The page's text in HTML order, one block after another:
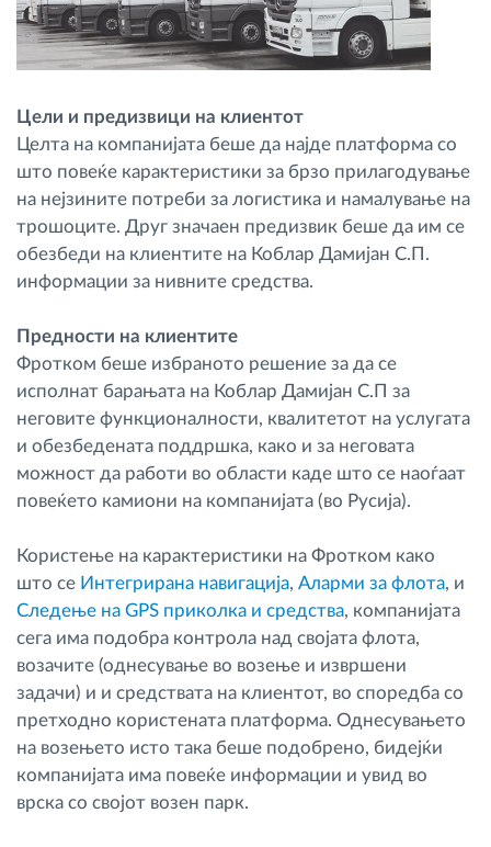
Цели и предизвици на клиентот
Целта на компанијата беше да најде платформа со
што повеќе карактеристики за брзо прилагодување
на нејзините потреби за логистика и намалување на
трошоците. Друг значаен предизвик беше да им се
обезбеди на клиентите на Коблар Дамијан С.П.
информации за нивните средства.
Предности на клиентите
Фротком беше избраното решение за да се
исполнат барањата на Коблар Дамијан С.П за
неговите функционалности, квалитетот на услугата
и обезбедената поддршка, како и за неговата
можност да работи во области каде што се наоѓаат
повеќето камиони на компанијата (во Русија).
Користење на карактеристики на Фротком како
што се Интегрирана навигација, Аларми за флота, и
Следење на GPS приколка и средства, компанијата
сега има подобра контрола над својата флота,
возачите (однесување во возење и извршени
задачи) и и средствата на клиентот, во споредба со
претходно користената платформа. Однесувањето
на возењето исто така беше подобрено, бидејќи
компанијата има повеќе информации и увид во
врска со својот возен парк.